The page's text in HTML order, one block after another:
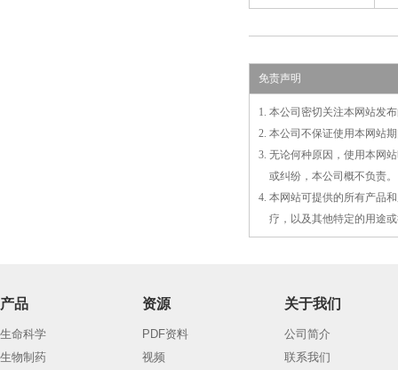
免责声明
1. 本公司密切关注本网站发
2. 本公司不保证使用本网站
3. 无论何种原因，使用本网
或纠纷，本公司概不负责。
4. 本网站可提供的所有产品
疗，以及其他特定的用途
产品
生命科学
生物制药
资源
PDF资料
视频
关于我们
公司简介
联系我们